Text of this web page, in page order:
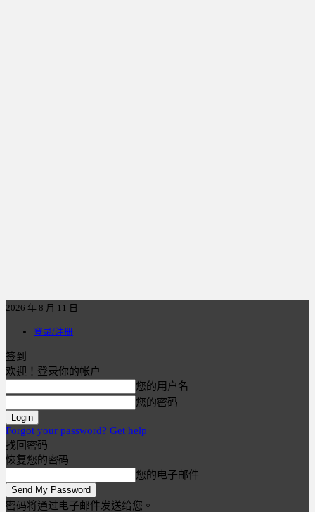
2026 年 8 月 11 日
登录/注册
签到
欢迎！登录你的帐户
您的用户名
您的密码
Forgot your password? Get help
找回密码
恢复您的密码
您的电子邮件
密码将通过电子邮件发送给您。